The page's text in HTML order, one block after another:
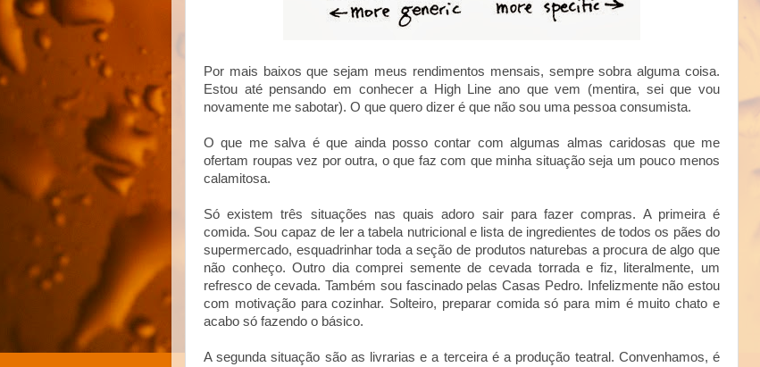
Por mais baixos que sejam meus rendimentos mensais, sempre sobra alguma coisa.
Estou até pensando em conhecer a High Line ano que vem (mentira, sei que vou
novamente me sabotar). O que quero dizer é que não sou uma pessoa consumista.
O que me salva é que ainda posso contar com algumas almas caridosas que me
ofertam roupas vez por outra, o que faz com que minha situação seja um pouco menos
calamitosa.
Só existem três situações nas quais adoro sair para fazer compras. A primeira é
comida. Sou capaz de ler a tabela nutricional e lista de ingredientes de todos os pães do
supermercado, esquadrinhar toda a seção de produtos naturebas a procura de algo que
não conheço. Outro dia comprei semente de cevada torrada e fiz, literalmente, um
refresco de cevada. Também sou fascinado pelas Casas Pedro. Infelizmente não estou
com motivação para cozinhar. Solteiro, preparar comida só para mim é muito chato e
acabo só fazendo o básico.
A segunda situação são as livrarias e a terceira é a produção teatral. Convenhamos, é